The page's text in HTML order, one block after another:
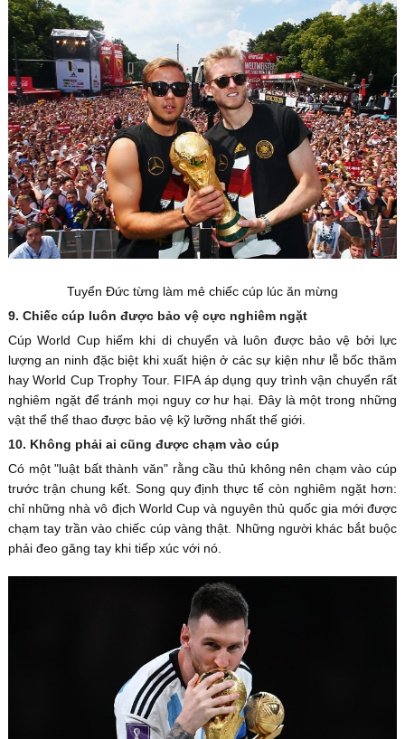
Tuyển Đức từng làm mẻ chiếc cúp lúc ăn mừng
9. Chiếc cúp luôn được bảo vệ cực nghiêm ngặt
Cúp World Cup hiếm khi di chuyển và luôn được bảo vệ bởi lực
lượng an ninh đặc biệt khi xuất hiện ở các sự kiện như lễ bốc thăm
hay World Cup Trophy Tour. FIFA áp dụng quy trình vận chuyển rất
nghiêm ngặt để tránh mọi nguy cơ hư hại. Đây là một trong những
vật thể thể thao được bảo vệ kỹ lưỡng nhất thế giới.
10. Không phải ai cũng được chạm vào cúp
Có một "luật bất thành văn" rằng cầu thủ không nên chạm vào cúp
trước trận chung kết. Song quy định thực tế còn nghiêm ngặt hơn:
chỉ những nhà vô địch World Cup và nguyên thủ quốc gia mới được
chạm tay trần vào chiếc cúp vàng thật. Những người khác bắt buộc
phải đeo găng tay khi tiếp xúc với nó.